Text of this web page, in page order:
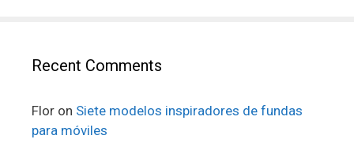
Recent Comments
Flor on Siete modelos inspiradores de fundas
para móviles